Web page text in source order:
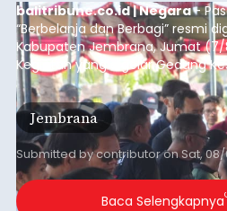
balitribune.co.id | Negara-
“Berbelanja dan Berbagi” resmi
Kabupaten Jembrana, Jumat
Kegiatan yang digelar Gedung
Soekarno ini memadukan
ekonomi masyarakat dengan
mendapat antusiasme tinggi
transaksi mencapai
Jembrana
Submitted bycontributoronSat,
Baca Selengkapnya